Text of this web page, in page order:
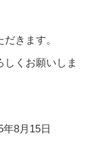
きます。
しくお願いしま
8月15日